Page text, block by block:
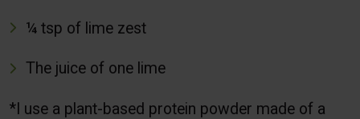
¼ tsp of lime zest
The juice of one lime
*I use a plant-based protein powder made of a